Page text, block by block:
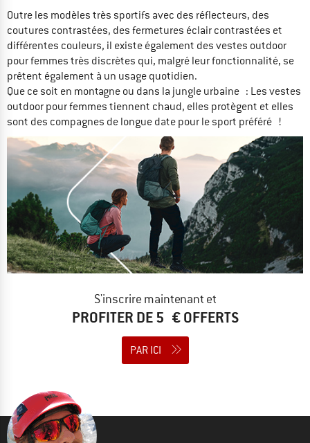
Outre les modèles très sportifs avec des réflecteurs, des
coutures contrastées, des fermetures éclair contrastées et
différentes couleurs, il existe également des vestes outdoor
pour femmes très discrètes qui, malgré leur fonctionnalité, se
prêtent également à un usage quotidien.
Que ce soit en montagne ou dans la jungle urbaine : Les vestes
outdoor pour femmes tiennent chaud, elles protègent et elles
sont des compagnes de longue date pour le sport préféré !
S'inscrire maintenant et
PROFITER DE 5 € OFFERTS
PAR ICI